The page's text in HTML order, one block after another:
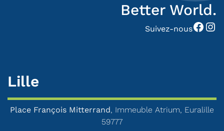
Better World.
Suivez-nousFacebook Instagram
Lille
Place François Mitterrand, Immeuble Atrium, Euralille
59777